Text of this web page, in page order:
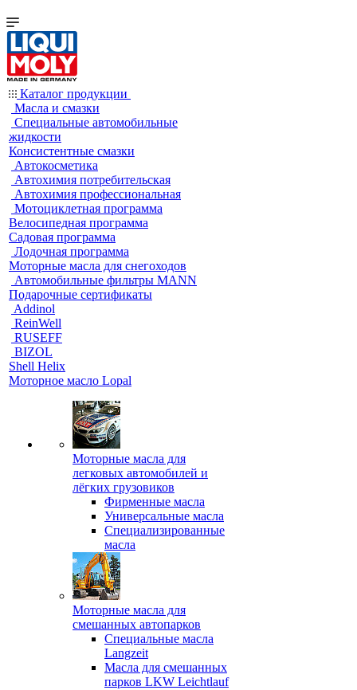
Каталог продукции
Масла и смазки
Специальные автомобильные
жидкости
Консистентные смазки
Автокосметика
Автохимия потребительская
Автохимия профессиональная
Мотоциклетная программа
Велосипедная программа
Садовая программа
Лодочная программа
Моторные масла для снегоходов
Автомобильные фильтры MANN
Подарочные сертификаты
Addinol
ReinWell
RUSEFF
BIZOL
Shell Helix
Моторное масло Lopal
Моторные масла для
легковых автомобилей и
лёгких грузовиков
Фирменные масла
Универсальные масла
Специализированные
масла
Моторные масла для
смешанных автопарков
Специальные масла
Langzeit
Масла для смешанных
парков LKW Leichtlauf